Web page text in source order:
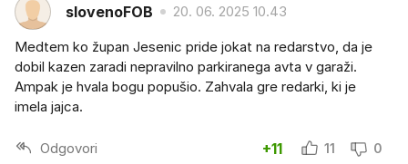
slovenoFOB 20. 06. 2025 10.43
Medtem ko župan Jesenic pride jokat na redarstvo, da je
dobil kazen zaradi nepravilno parkiranega avta v garaži.
Ampak je hvala bogu popušio. Zahvala gre redarki, ki je
imela jajca.
Odgovori +11 11 0